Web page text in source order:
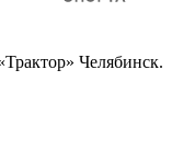
Челябинск.